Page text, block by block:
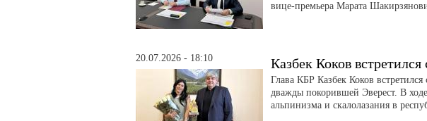
вице-премьера Марата
20.07.2026 - 18:10 Казбек Коков
Глава КБР Казбек Коков
дважды покорившей Эверест. В
альпинизма и скалолазания в